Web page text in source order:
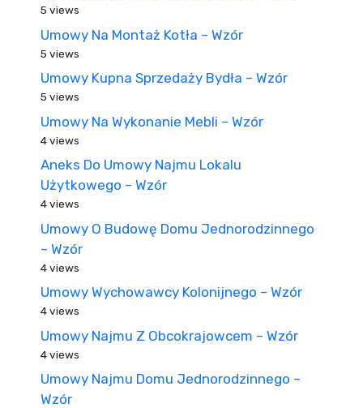
5 views
Umowy Na Montaż Kotła – Wzór
5 views
Umowy Kupna Sprzedaży Bydła – Wzór
5 views
Umowy Na Wykonanie Mebli – Wzór
4 views
Aneks Do Umowy Najmu Lokalu
Użytkowego – Wzór
4 views
Umowy O Budowę Domu Jednorodzinnego
– Wzór
4 views
Umowy Wychowawcy Kolonijnego – Wzór
4 views
Umowy Najmu Z Obcokrajowcem – Wzór
4 views
Umowy Najmu Domu Jednorodzinnego –
Wzór